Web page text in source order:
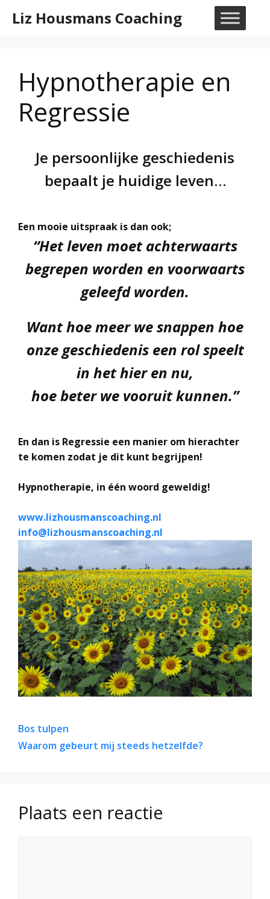
naarLiz Housmans Coaching
Hypnotherapie en
Regressie
Je persoonlijke geschiedenis
bepaalt je huidige leven…
Een mooie uitspraak is dan ook;
“Het leven moet achterwaarts
begrepen worden en voorwaarts
geleefd worden.
Want hoe meer we snappen hoe
onze geschiedenis een rol speelt
in het hier en nu,
hoe beter we vooruit kunnen.”
En dan is Regressie een manier om hierachter
te komen zodat je dit kunt begrijpen!
Hypnotherapie, in één woord geweldig!
www.lizhousmanscoaching.nl
info@lizhousmanscoaching.nl
Bos tulpen
Waarom gebeurt mij steeds hetzelfde?
Plaats een reactie